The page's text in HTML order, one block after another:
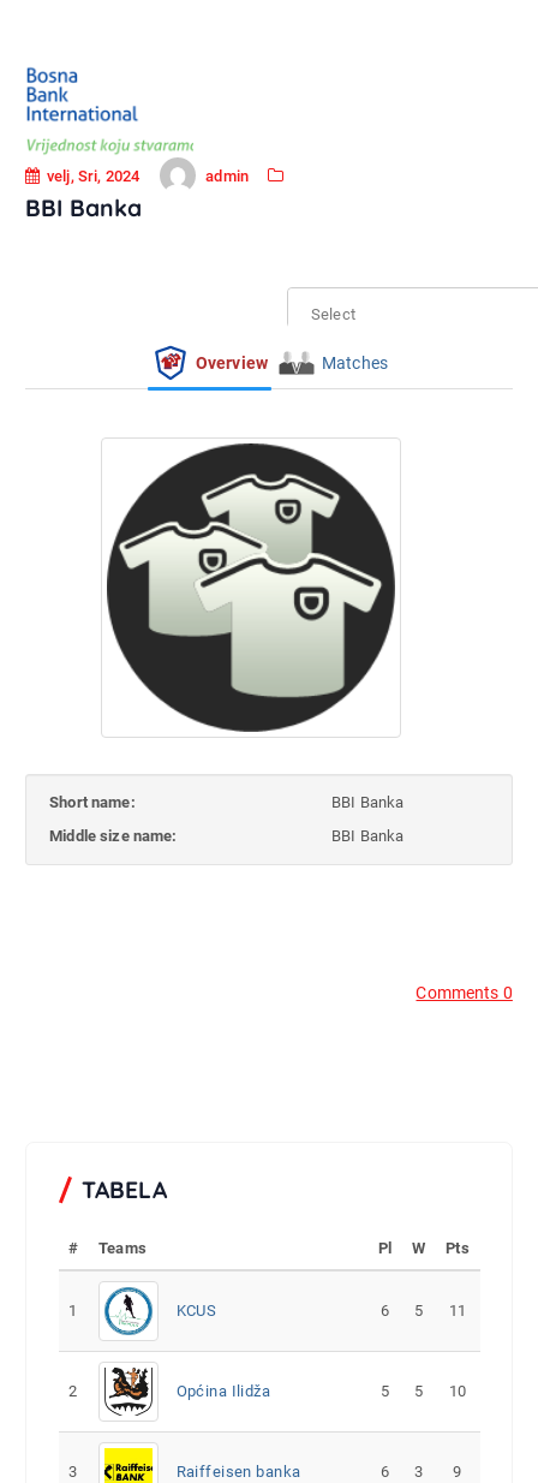
velj, Sri, 2024 admin
BBI Banka
Select
Overview Matches
Short name:
BBI Banka
Middle size name:
BBI Banka
Comments 0
TABELA
# Teams Pl W Pts
1 KCUS 6 5 11
2 Općina Ilidža 5 5 10
3 Raiffeisen banka 6 3 9